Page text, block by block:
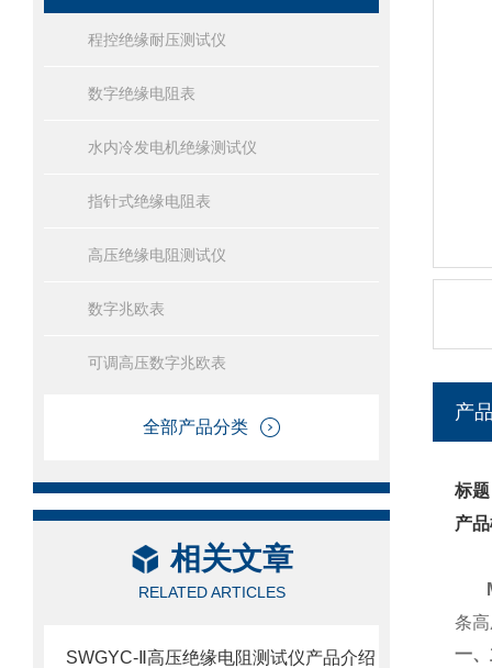
程控绝缘耐压测试仪
数字绝缘电阻表
水内冷发电机绝缘测试仪
指针式绝缘电阻表
高压绝缘电阻测试仪
数字兆欧表
可调高压数字兆欧表
全部产品分类
相关文章
RELATED ARTICLES
SWGYC-Ⅱ高压绝缘电阻测试仪产品介绍
产
标
产
条
一